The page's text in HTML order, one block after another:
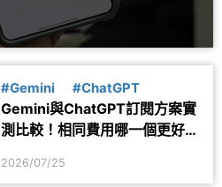
#Gemini #ChatGPT
Gemini與ChatGPT訂閱方案實
測比較！相同費用哪一個更好
2026/07/25